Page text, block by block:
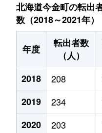
北海道今金町の転出
数（2018～2021年）
年度
転出者数
（人）
2018
208
2019
234
2020
203